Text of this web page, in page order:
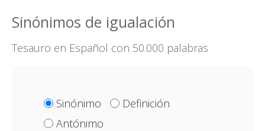
Sinónimos de igualación
Tesauro en Español con 50.000 palabras
Sinónimo
Definición
Antónimo